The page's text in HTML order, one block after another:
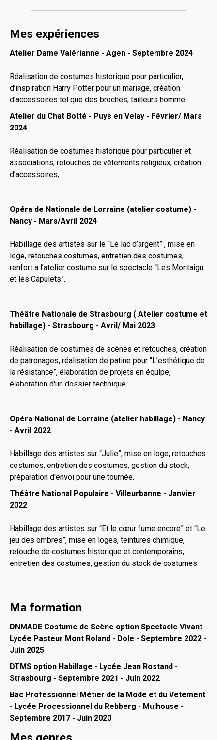
Mes expériences
Atelier Dame Valérianne - Agen - Septembre 2024
Réalisation de costumes historique pour particulier,
d’inspiration Harry Potter pour un mariage, création
d’accessoires tel que des broches, tailleurs homme.
Atelier du Chat Botté - Puys en Velay - Février/ Mars
2024
Réalisation de costumes historique pour particulier et
associations, retouches de vêtements religieux, création
d’accessoires,
Opéra de Nationale de Lorraine (atelier costume) -
Nancy - Mars/Avril 2024
Habillage des artistes sur le “Le lac d’argent” , mise en
loge, retouches costumes, entretien des costumes,
renfort a l’atelier costume sur le spectacle “Les Montaigu
et les Capulets”.
Théâtre Nationale de Strasbourg ( Atelier costume et
habillage) - Strasbourg - Avril/ Mai 2023
Réalisation de costumes de scènes et retouches, création
de patronages, réalisation de patine pour “L’esthétique de
la résistance”, élaboration de projets en équipe,
élaboration d'un dossier technique
Opéra National de Lorraine (atelier habillage) - Nancy
- Avril 2022
Habillage des artistes sur “Julie”, mise en loge, retouches
costumes, entretien des costumes, gestion du stock,
préparation d'envoi pour une tournée.
Théâtre National Populaire - Villeurbanne - Janvier
2022
Habillage des artistes sur “Et le cœur fume encore” et “Le
jeu des ombres”, mise en loges, teintures chimique,
retouche de costumes historique et contemporains,
entretien des costumes, gestion du stock de costumes.
Ma formation
DNMADE Costume de Scène option Spectacle Vivant -
Lycée Pasteur Mont Roland - Dole - Septembre 2022 -
Juin 2025
DTMS option Habillage - Lycée Jean Rostand -
Strasbourg - Septembre 2021 - Juin 2022
Bac Professionnel Métier de la Mode et du Vêtement
- Lycée Processionnel du Rebberg - Mulhouse -
Septembre 2017 - Juin 2020